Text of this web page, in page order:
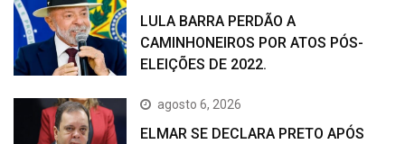
LULA BARRA PERDÃO A
CAMINHONEIROS POR ATOS PÓS-
ELEIÇÕES DE 2022.
agosto 6, 2026
ELMAR SE DECLARA PRETO APÓS